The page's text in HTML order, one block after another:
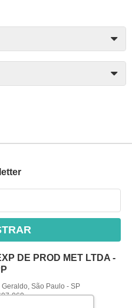
DE PROD MET LTDA -
São Paulo -SP
060